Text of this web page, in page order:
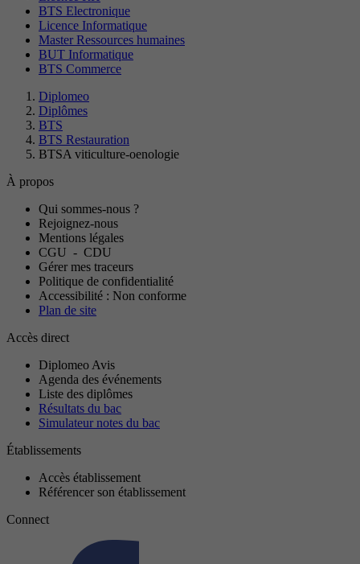
BTS Electronique
Licence Informatique
Master Ressources humaines
BUT Informatique
BTS Commerce
Diplomeo
Diplômes
BTS
BTS Restauration
BTSA viticulture-oenologie
À propos
Qui sommes-nous ?
Rejoignez-nous
Mentions légales
CGU - CDU
Gérer mes traceurs
Politique de confidentialité
Accessibilité : Non conforme
Plan de site
Accès direct
Diplomeo Avis
Agenda des événements
Liste des diplômes
Résultats du bac
Simulateur notes du bac
Établissements
Accès établissement
Référencer son établissement
Connect